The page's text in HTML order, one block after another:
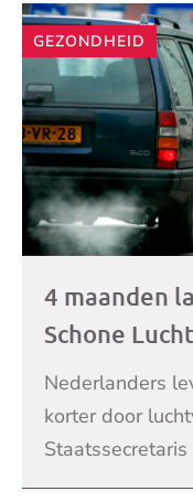
GEZONDHEID
4 maanden
Schone
Nederlanders
korter door
Waterstaat
LEES VERDER